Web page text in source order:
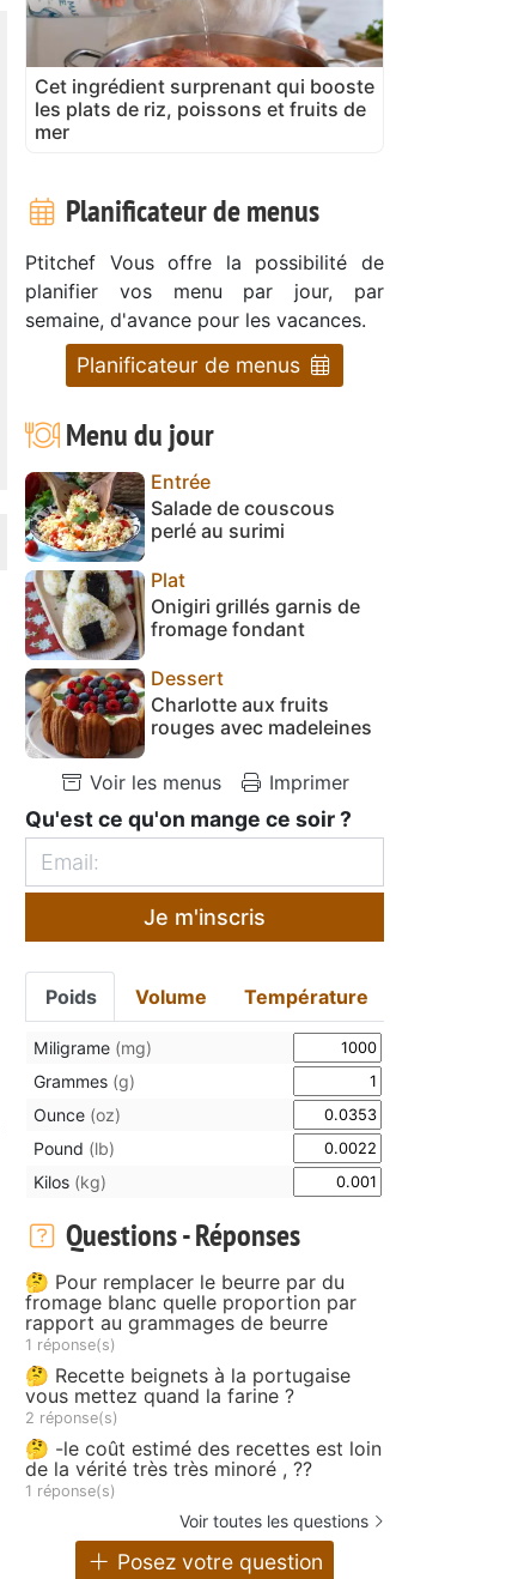
Cet ingrédient surprenant qui booste
les plats de riz, poissons et fruits de
mer
Planificateur de menus
Ptitchef Vous offre la possibilité de
planifier vos menu par jour, par
semaine, d'avance pour les vacances.
Planificateur de menus
Menu du jour
Entrée
Salade de couscous
perlé au surimi
Plat
Onigiri grillés garnis de
fromage fondant
Dessert
Charlotte aux fruits
rouges avec madeleines
Voir les menus Imprimer
Qu'est ce qu'on mange ce soir ?
Je m'inscris
Poids Volume Température
Miligrame (mg)
Grammes (g)
Ounce (oz)
Pound (lb)
Kilos (kg)
Questions - Réponses
🤔 Pour remplacer le beurre par du
fromage blanc quelle proportion par
rapport au grammages de beurre
1 réponse(s)
🤔 Recette beignets à la portugaise
vous mettez quand la farine ?
2 réponse(s)
🤔 -le coût estimé des recettes est loin
de la vérité très très minoré , ??
1 réponse(s)
Voir toutes les questions
Posez votre question